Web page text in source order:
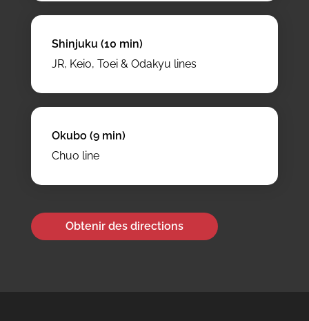
Shinjuku (10 min)
JR, Keio, Toei & Odakyu lines
Okubo (9 min)
Chuo line
Obtenir des directions